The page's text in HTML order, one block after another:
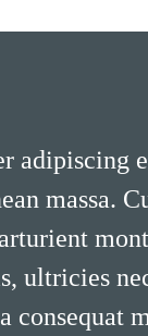
adipiscing
massa.
ultricies
consequat